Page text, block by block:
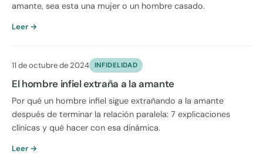
amante, sea esta una mujer o un hombre casado.
Leer →
11 de octubre de 2024 INFIDELIDAD
El hombre infiel extraña a la amante
Por qué un hombre infiel sigue extrañando a la amante
después de terminar la relación paralela: 7 explicaciones
clínicas y qué hacer con esa dinámica.
Leer →